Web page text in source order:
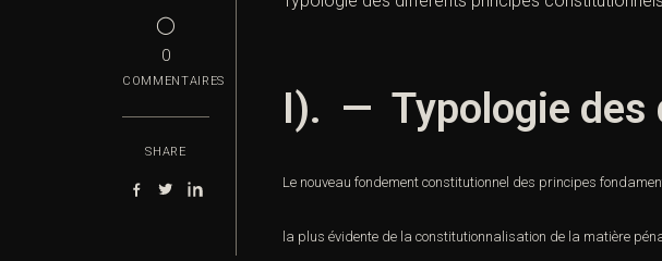
◯
0
COMMENTAIRES
SHARE
I). — Typologie des
Le nouveau fondement constitutionnel des principes
la plus évidente de la constitutionnalisation de la matière